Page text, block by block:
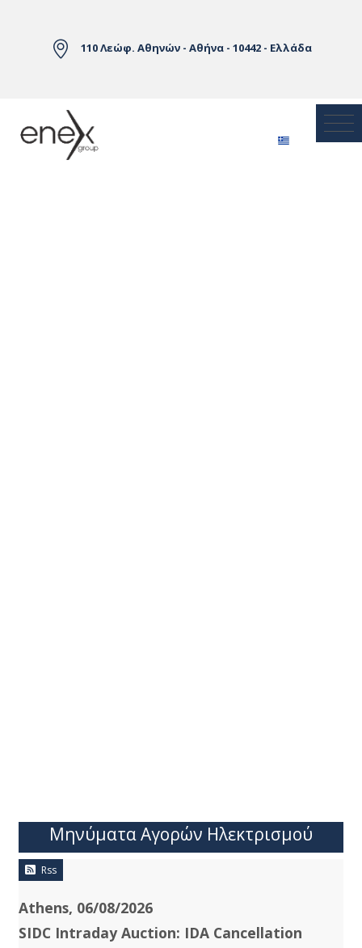
110 Λεώφ. Αθηνών - Αθήνα - 10442 - Ελλάδα
Αγορές Ηλεκτρικής Ενέργειας
Μηνύματα Αγορών Ηλεκτρισμού
Rss
Athens, 06/08/2026
SIDC Intraday Auction: IDA Cancellation